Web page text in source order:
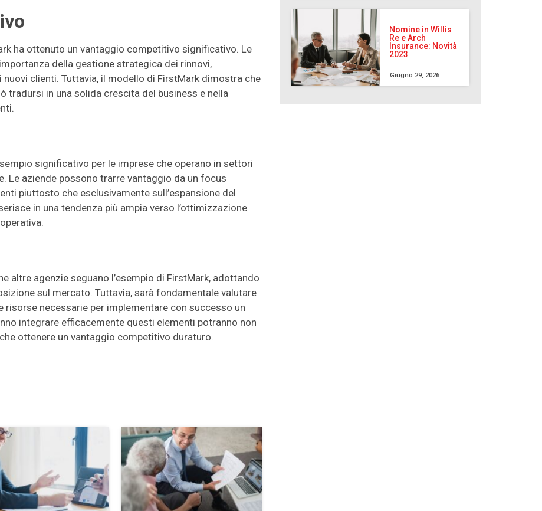
ha ottenuto un vantaggio competitivo significativo. Le
della gestione strategica dei rinnovi,
clienti. Tuttavia, il modello di FirstMark dimostra che
tradursi in una solida crescita del business e nella
significativo per le imprese che operano in settori
Le aziende possono trarre vantaggio da un focus
piuttosto che esclusivamente sull’espansione del
in una tendenza più ampia verso l’ottimizzazione
altre agenzie seguano l’esempio di FirstMark, adottando
sul mercato. Tuttavia, sarà fondamentale valutare
necessarie per implementare con successo un
integrare efficacemente questi elementi potranno non
ottenere un vantaggio competitivo duraturo.
Nomine in Willis
Re e Arch
Insurance: Novità
2023
Giugno 29, 2026